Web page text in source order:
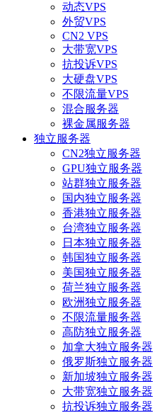
动态VPS
外贸VPS
CN2 VPS
大带宽VPS
抗投诉VPS
大硬盘VPS
不限流量VPS
混合服务器
裸金属服务器
独立服务器
CN2独立服务器
GPU独立服务器
站群独立服务器
国内独立服务器
香港独立服务器
台湾独立服务器
日本独立服务器
韩国独立服务器
美国独立服务器
荷兰独立服务器
欧洲独立服务器
不限流量服务器
高防独立服务器
加拿大独立服务器
俄罗斯独立服务器
新加坡独立服务器
大带宽独立服务器
抗投诉独立服务器